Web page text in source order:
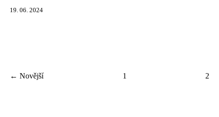
19. 06. 2024
← Novější 1 2